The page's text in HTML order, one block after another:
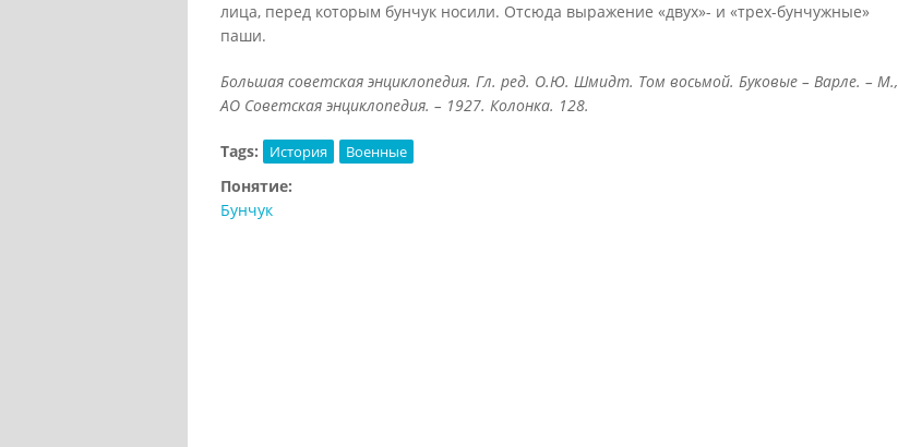
лица, перед которым бунчук носили. Отсюда выражение «двух»- и «трех-бунчужные»
паши.
Большая советская энциклопедия. Гл. ред. О.Ю. Шмидт. Том восьмой. Буковые – Варле. – М.,
АО Советская энциклопедия. – 1927. Колонка. 128.
Tags: История Военные
Понятие:
Бунчук